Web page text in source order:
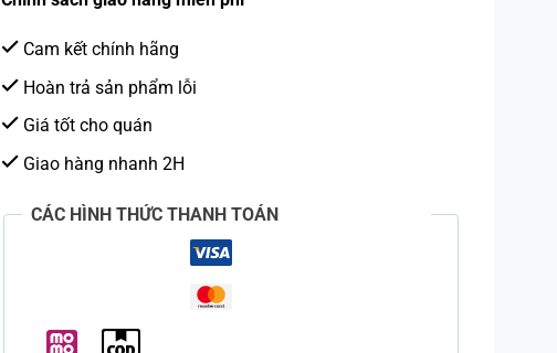
Cam kết chính hãng
Hoàn trả sản phẩm lỗi
Giá tốt cho quán
Giao hàng nhanh 2H
CÁC HÌNH THỨC THANH TOÁN